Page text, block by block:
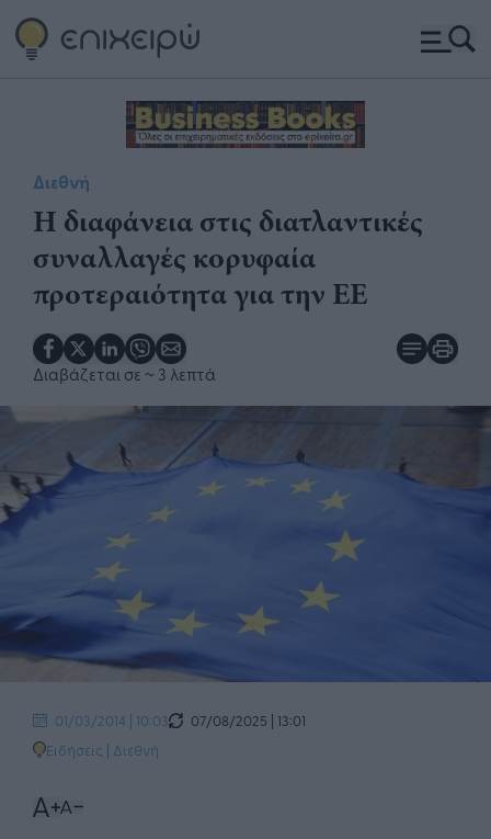
Διεθνή
Η διαφάνεια στις διατλαντικές
συναλλαγές κορυφαία
προτεραιότητα για την ΕΕ
Διαβάζεται σε ~ 3 λεπτά
01/03/2014 | 10:03
07/08/2025 | 13:01
Ειδήσεις | Διεθνή